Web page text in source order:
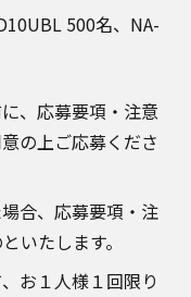
500名、NA-
、応募要項・注意
の上ご応募くださ
合、応募要項・注
いたします。
お１人様１回限り